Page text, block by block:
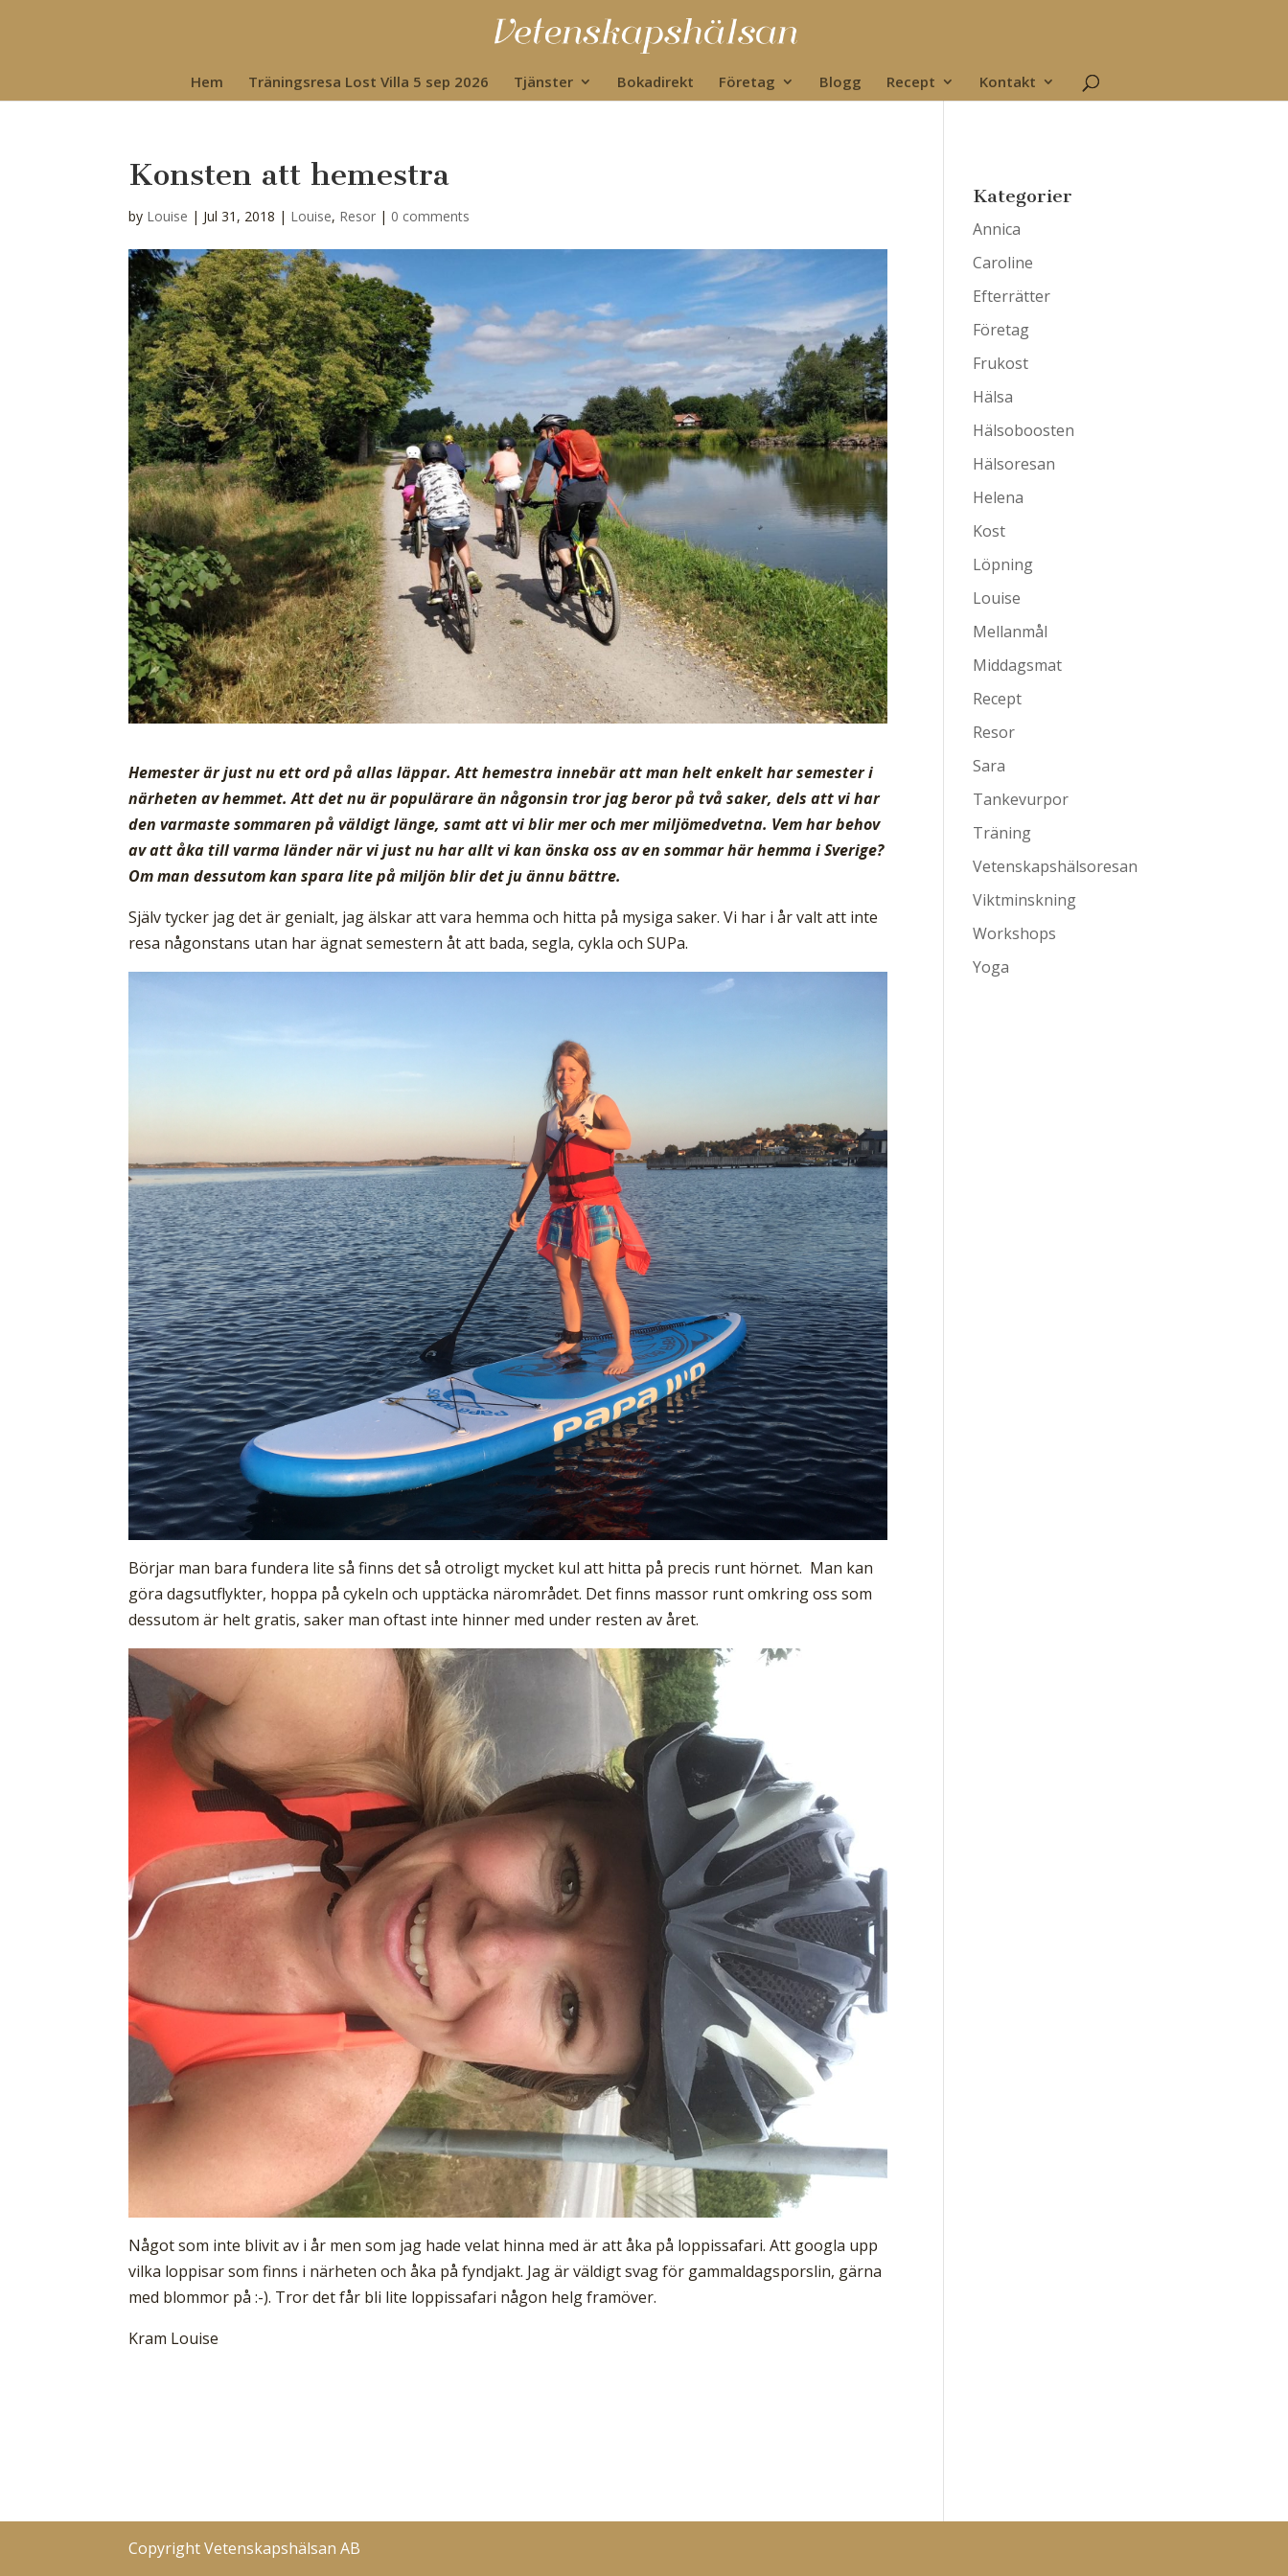
Hem Träningsresa Lost Villa 5 sep 2026 Tjänster Bokadirekt Företag Blogg Recept Kontakt
Konsten att hemestra
by Louise | Jul 31, 2018 | Louise, Resor | 0 comments
Hemester är just nu ett ord på allas läppar. Att hemestra innebär att man helt enkelt har semester i
närheten av hemmet. Att det nu är populärare än någonsin tror jag beror på två saker, dels att vi har
den varmaste sommaren på väldigt länge, samt att vi blir mer och mer miljömedvetna. Vem har behov
av att åka till varma länder när vi just nu har allt vi kan önska oss av en sommar här hemma i Sverige?
Om man dessutom kan spara lite på miljön blir det ju ännu bättre.
Själv tycker jag det är genialt, jag älskar att vara hemma och hitta på mysiga saker. Vi har i år valt att inte
resa någonstans utan har ägnat semestern åt att bada, segla, cykla och SUPa.
Börjar man bara fundera lite så finns det så otroligt mycket kul att hitta på precis runt hörnet. Man kan
göra dagsutflykter, hoppa på cykeln och upptäcka närområdet. Det finns massor runt omkring oss som
dessutom är helt gratis, saker man oftast inte hinner med under resten av året.
Något som inte blivit av i år men som jag hade velat hinna med är att åka på loppissafari. Att googla upp
vilka loppisar som finns i närheten och åka på fyndjakt. Jag är väldigt svag för gammaldagsporslin, gärna
med blommor på :-). Tror det får bli lite loppissafari någon helg framöver.
Kram Louise
Kategorier
Annica
Caroline
Efterrätter
Företag
Frukost
Hälsa
Hälsoboosten
Hälsoresan
Helena
Kost
Löpning
Louise
Mellanmål
Middagsmat
Recept
Resor
Sara
Tankevurpor
Träning
Vetenskapshälsoresan
Viktminskning
Workshops
Yoga
Copyright Vetenskapshälsan AB